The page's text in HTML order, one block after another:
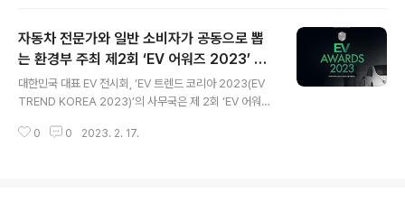
차 운영 기업인 ‘하이파킹’ 중심으로 전기차 충전 서비스 및
토탈 솔루션 ‘휴맥스EV(이브이)’, 제주 No.1 충전 ‘제주전
기자동차서비스’, 카셰어링 ‘피플카’, B2B 카셰어링 ‘카플
랫’ 등 모빌리티 전반의 서비스로 확장해 나가며 차별화된
종합 모빌리티 기업으로 성장하고 있다. 특히 휴맥스모빌
리티는 기존 B2B 중심에서 이제는 B2C 사업으로 확장하
자동차 전문가와 일반 소비자가 공동으로 뽑
는 환경부 주최 제2회 ‘EV 어워즈 2023’ 전
기차 후보 8종 공개
대한민국 대표 EV 전시회, ‘EV 트렌드 코리아 2023(EV
TREND KOREA 2023)’의 사무국은 제 2회 ‘EV 어워즈
전기차’ 후보 모델 8종을 공개했다. 2022년 신설된 ‘EV
0 0 2023. 2. 17.